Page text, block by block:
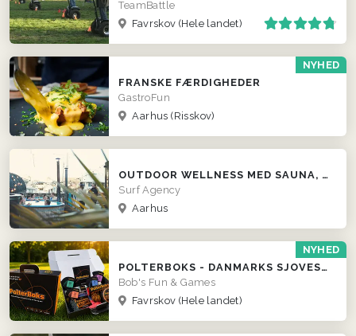
TeamBattle
Favrskov (Hele landet)
NYHED
FRANSKE FÆRDIGHEDER
GastroFun
Aarhus (Risskov)
OUTDOOR WELLNESS MED SAUNA, VILDMARKSBAD OG SURFER VIBES
Surf Agency
Aarhus
NYHED
POLTERBOKS - DANMARKS SJOVESTE POLTERABEND
Bob's Fun & Games
Favrskov (Hele landet)